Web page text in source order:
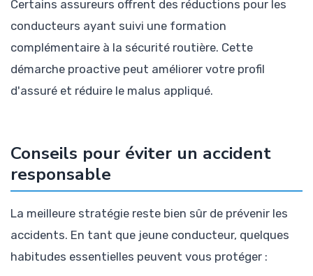
Certains assureurs offrent des réductions pour les
conducteurs ayant suivi une formation
complémentaire à la sécurité routière. Cette
démarche proactive peut améliorer votre profil
d'assuré et réduire le malus appliqué.
Conseils pour éviter un accident
responsable
La meilleure stratégie reste bien sûr de prévenir les
accidents. En tant que jeune conducteur, quelques
habitudes essentielles peuvent vous protéger :